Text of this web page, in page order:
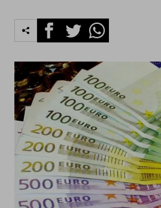
FacebookTwitterWhatsapp